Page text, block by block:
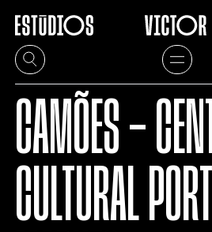
CAMÕES -
CULTURAL